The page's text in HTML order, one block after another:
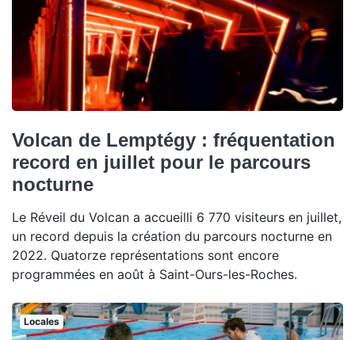
Volcan de Lemptégy : fréquentation
record en juillet pour le parcours
nocturne
Le Réveil du Volcan a accueilli 6 770 visiteurs en juillet,
un record depuis la création du parcours nocturne en
2022. Quatorze représentations sont encore
programmées en août à Saint-Ours-les-Roches.
Locales